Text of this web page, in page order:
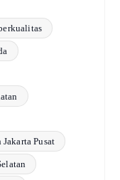
Pusat